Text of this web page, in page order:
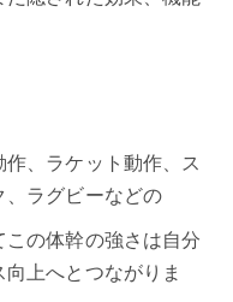
、ラケット動作、ス
、ラグビーなどの
の体幹の強さは自分
上へとつながりま